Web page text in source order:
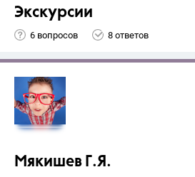
Экскурсии
6 вопросов 8 ответов
Мякишев Г.Я.